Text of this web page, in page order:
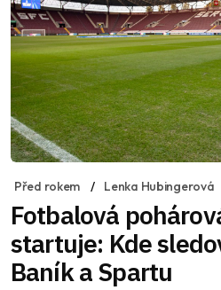
Před rokem Lenka Hubingerová
Fotbalová
startuje: Kde
Baník a Spartu